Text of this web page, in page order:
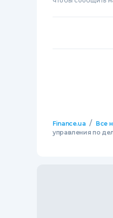
Finance.ua / Все
управления по